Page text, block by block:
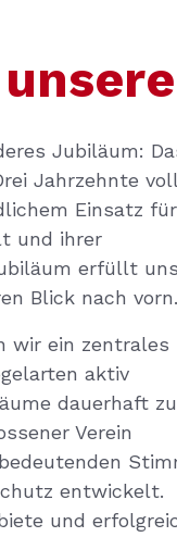
Jubiläum:
Jahrzehnte
Einsatz für
und ihrer
erfüllt uns
Blick nach vorn.
wir ein zentrales
aktiv
dauerhaft zu
Verein
entwickelt.
und